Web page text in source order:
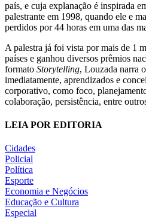
país, e cuja explanação é inspirada
palestrante em 1998, quando ele e
perdidos por 44 horas em uma das
A palestra já foi vista por mais de 1
países e ganhou diversos prêmios
formato Storytelling, Louzada narra
imediatamente, aprendizados e
corporativo, como foco,
colaboração, persistência, entre
LEIA POR EDITORIA
Cidades
Policial
Política
Esporte
Economia e Negócios
Educação e Cultura
Especial